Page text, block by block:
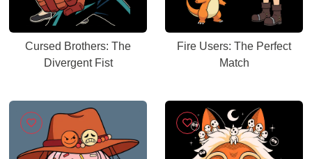
Cursed Brothers: The
Divergent Fist
Fire Users: The Perfect
Match